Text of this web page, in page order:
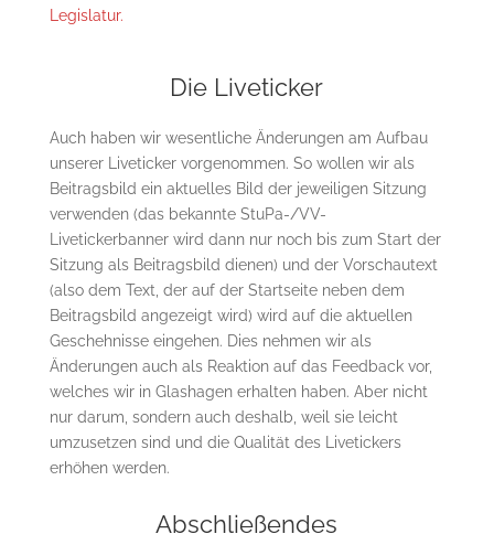
Legislatur.
Die Liveticker
Auch haben wir wesentliche Änderungen am Aufbau
unserer Liveticker vorgenommen. So wollen wir als
Beitragsbild ein aktuelles Bild der jeweiligen Sitzung
verwenden (das bekannte StuPa-/VV-
Livetickerbanner wird dann nur noch bis zum Start der
Sitzung als Beitragsbild dienen) und der Vorschautext
(also dem Text, der auf der Startseite neben dem
Beitragsbild angezeigt wird) wird auf die aktuellen
Geschehnisse eingehen. Dies nehmen wir als
Änderungen auch als Reaktion auf das Feedback vor,
welches wir in Glashagen erhalten haben. Aber nicht
nur darum, sondern auch deshalb, weil sie leicht
umzusetzen sind und die Qualität des Livetickers
erhöhen werden.
Abschließendes